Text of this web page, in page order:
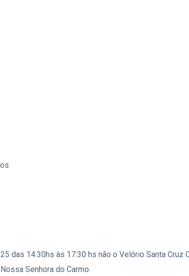
das 14:30hs às 17:30 hs não o Velório Santa Cruz
Senhora do Carmo.